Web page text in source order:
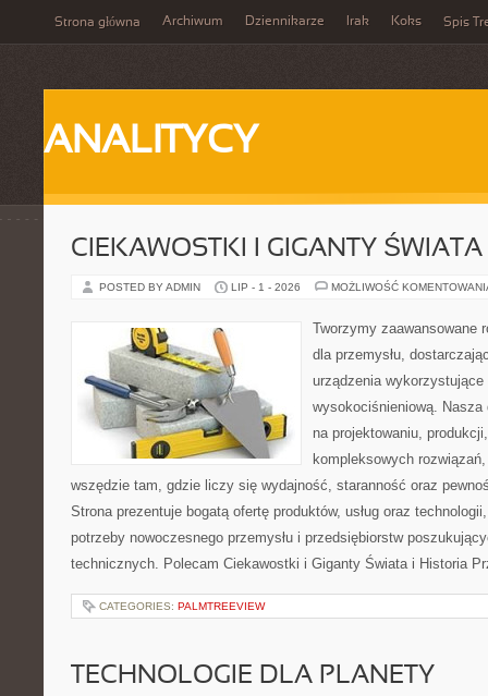
Strona główna Archiwum Dziennikarze Irak Koks Spis
ANALITYCY
CIEKAWOSTKI I GIGANTY ŚWIATA
POSTED BY ADMIN LIP - 1 - 2026 MOŻLIWOŚĆ
Tworzymy zaawansowane
dla przemysłu,
urządzenia wykorzystujące
wysokociśnieniową. Nasza
na projektowaniu,
kompleksowych
wszędzie tam, gdzie liczy się wydajność, staranność oraz
Strona prezentuje bogatą ofertę produktów, usług oraz
potrzeby nowoczesnego przemysłu i przedsiębiorstw
technicznych. Polecam Ciekawostki i Giganty Świata i Historia
CATEGORIES: PALMTREEVIEW
TECHNOLOGIE DLA PLANETY